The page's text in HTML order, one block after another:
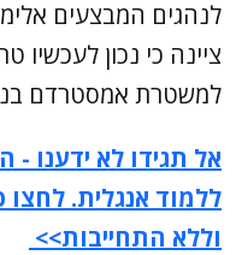
לנהגים המבצעים
ציינה כי נכון
למשטרת אמסטרדם
אל תגידו לא ידענו
ללמוד אנגלית. לחצו
וללא התחייבות>>